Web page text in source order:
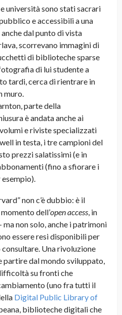
università sono stati sacrari
e accessibili a una
dal punto di vista
scorrevano immagini di
di biblioteche sparse
di lui studente a
tardi, cerca di rientrare in
muro.
parte della
è andata anche ai
e riviste specializzati
in testa, i tre campioni del
prezzi salatissimi (e in
(fino a sfiorare i
esempio).
non c’è dubbio: è il
dell’open access, in
non solo, anche i patrimoni
essere resi disponibili per
Una rivoluzione
partire dal mondo sviluppato,
su fronti che
(uno fra tutti il
Digital Public Library of
biblioteche digitali che